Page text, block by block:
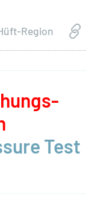
Region
Test